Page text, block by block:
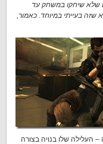
שלא שיחקו במשחק עד
בעייתי במיוחד. כאמור,
העלילה שלו בנויה בצורה